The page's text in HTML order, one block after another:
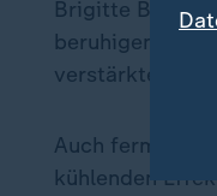
Brigitte
beruhigende
verstärkten, so
Auch
kühlenden